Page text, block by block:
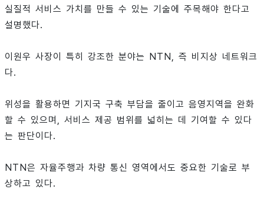
실질적 서비스 가치를 만들 수 있는 기술에 주목해야 한다고
설명했다.
이원우 사장이 특히 강조한 분야는 NTN, 즉 비지상 네트워크
다.
위성을 활용하면 기지국 구축 부담을 줄이고 음영지역을 완화
할 수 있으며, 서비스 제공 범위를 넓히는 데 기여할 수 있다
는 판단이다.
NTN은 자율주행과 차량 통신 영역에서도 중요한 기술로 부
상하고 있다.